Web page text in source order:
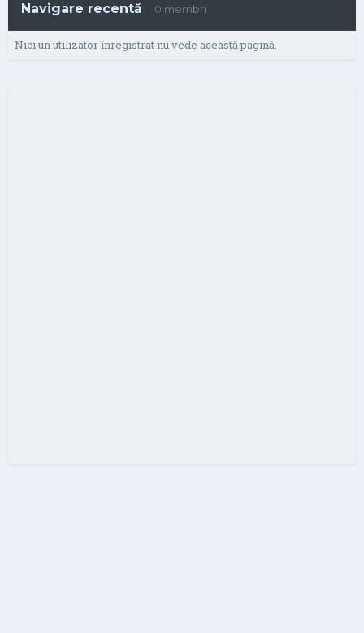
Navigare recentă 0 membri
Nici un utilizator înregistrat nu vede această pagină.